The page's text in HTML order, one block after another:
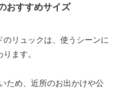
おすすめサイズ
リュックは、使うシーンに
ます。
ため、近所のお出かけや公